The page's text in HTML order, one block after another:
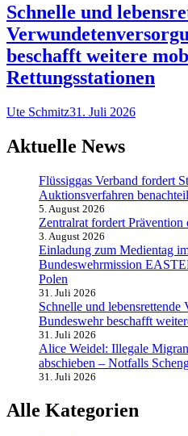
Schnelle und
beschafft weitere
Rettungsstationen
Ute Schmitz31. Juli 2026
Aktuelle News
Flüssiggas Verband fordert
Auktionsverfahren
5. August 2026
Zentralrat fordert
3. August 2026
Einladung zum Medientag
Bundeswehrmission
Polen
31. Juli 2026
Schnelle und lebensrettende
Bundeswehr beschafft
31. Juli 2026
Alice Weidel: Illegale
abschieben – Notfalls
31. Juli 2026
Alle Kategorien